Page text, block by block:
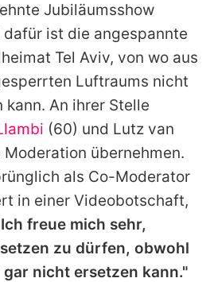
runterladen
Team
Richtlinien
Impressum
verwalten
Jubiläumsshow
dafür ist die angespannte
Tel Aviv, von wo aus
Luftraums nicht
kann. An ihrer Stelle
(60) und Lutz van
Moderation übernehmen.
als Co-Moderator
in einer Videobotschaft,
freue mich sehr,
zu dürfen, obwohl
nicht ersetzen kann."